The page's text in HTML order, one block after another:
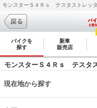
バイクを
探す
新車
販売店
モンスターＳ４Ｒｓ テスタ
現在地から探す